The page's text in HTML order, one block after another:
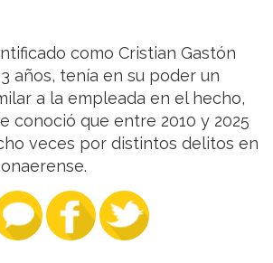
como Cristian Gastón
años, tenía en su poder un
a la empleada en el hecho,
conoció que entre 2010 y 2025
veces por distintos delitos en